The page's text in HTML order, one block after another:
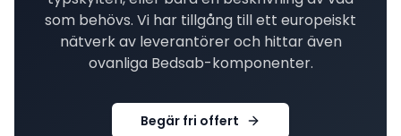
som behövs. Vi har tillgång till ett europeiskt
nätverk av leverantörer och hittar även
ovanliga Bedsab-komponenter.
Begär fri offert